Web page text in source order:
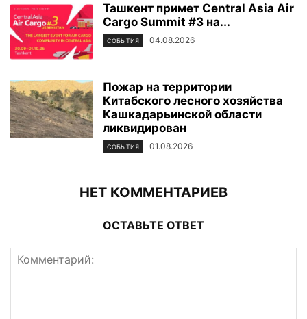
Ташкент примет Central Asia Air
Cargo Summit #3 на...
СОБЫТИЯ 04.08.2026
Пожар на территории
Китабского лесного хозяйства
Кашкадарьинской области
ликвидирован
СОБЫТИЯ 01.08.2026
НЕТ КОММЕНТАРИЕВ
ОСТАВЬТЕ ОТВЕТ